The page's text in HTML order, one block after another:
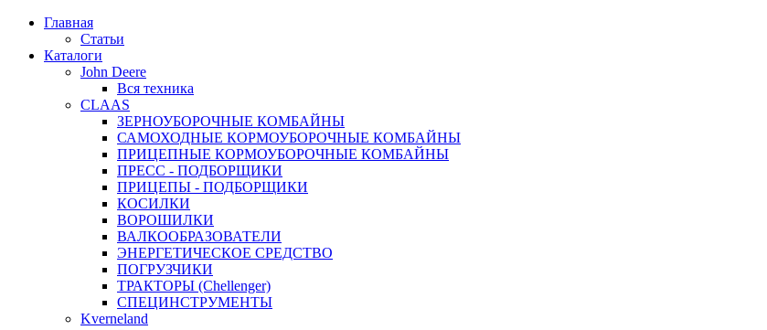
Главная
Статьи
Каталоги
John Deere
Вся техника
CLAAS
ЗЕРНОУБОРОЧНЫЕ КОМБАЙНЫ
САМОХОДНЫЕ КОРМОУБОРОЧНЫЕ КОМБАЙНЫ
ПРИЦЕПНЫЕ КОРМОУБОРОЧНЫЕ КОМБАЙНЫ
ПРЕСС - ПОДБОРЩИКИ
ПРИЦЕПЫ - ПОДБОРЩИКИ
КОСИЛКИ
ВОРОШИЛКИ
ВАЛКООБРАЗОВАТЕЛИ
ЭНЕРГЕТИЧЕСКОЕ СРЕДСТВО
ПОГРУЗЧИКИ
ТРАКТОРЫ (Chellenger)
СПЕЦИНСТРУМЕНТЫ
Kverneland